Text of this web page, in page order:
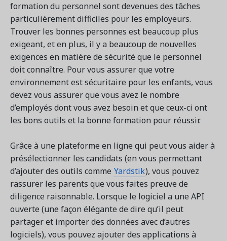
formation du personnel sont devenues des tâches
particulièrement difficiles pour les employeurs.
Trouver les bonnes personnes est beaucoup plus
exigeant, et en plus, il y a beaucoup de nouvelles
exigences en matière de sécurité que le personnel
doit connaître. Pour vous assurer que votre
environnement est sécuritaire pour les enfants, vous
devez vous assurer que vous avez le nombre
d’employés dont vous avez besoin et que ceux-ci ont
les bons outils et la bonne formation pour réussir.
Grâce à une plateforme en ligne qui peut vous aider à
présélectionner les candidats (en vous permettant
d’ajouter des outils comme Yardstik), vous pouvez
rassurer les parents que vous faites preuve de
diligence raisonnable. Lorsque le logiciel a une API
ouverte (une façon élégante de dire qu’il peut
partager et importer des données avec d’autres
logiciels), vous pouvez ajouter des applications à